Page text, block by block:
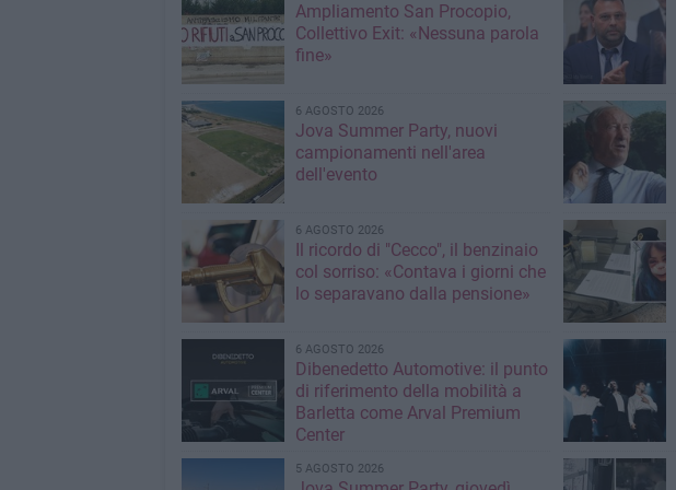
Ampliamento San Procopio,
Collettivo Exit: «Nessuna parola
fine»
6 AGOSTO 2026
Jova Summer Party, nuovi
campionamenti nell'area
dell'evento
6 AGOSTO 2026
Il ricordo di "Cecco", il benzinaio
col sorriso: «Contava i giorni che
lo separavano dalla pensione»
6 AGOSTO 2026
Dibenedetto Automotive: il punto
di riferimento della mobilità a
Barletta come Arval Premium
Center
5 AGOSTO 2026